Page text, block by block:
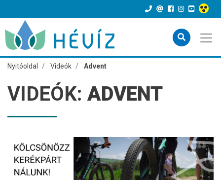
Nyitóoldal Videók Advent
VIDEÓK: ADVENT